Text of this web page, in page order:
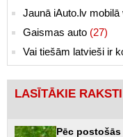
Jaunā iAuto.lv mobilā
Gaismas auto (27)
Vai tiešām latvieši ir
LASĪTĀKIE RAKSTI
Pēc